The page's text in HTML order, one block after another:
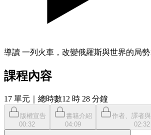
導讀 一列火車，改變俄羅斯與世界的局勢
課程內容
17 單元 ｜總時數12 時 28 分鐘
版權宣告
00:32
書籍介紹
04:09
作者、譯者
02:32